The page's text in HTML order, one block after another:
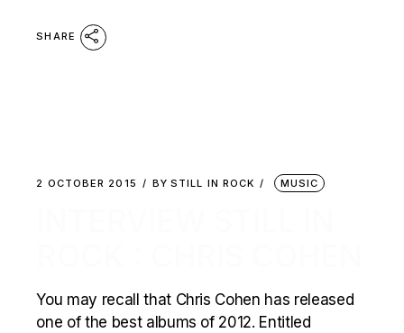
SHARE
2 OCTOBER 2015 BY STILL IN ROCK MUSIC
You may recall that Chris Cohen has released
one of the best albums of 2012. Entitled